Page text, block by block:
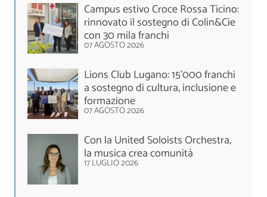
Campus estivo Croce Rossa Ticino:
rinnovato il sostegno di Colin&Cie
con 30 mila franchi
07 AGOSTO 2026
Lions Club Lugano: 15'000 franchi
a sostegno di cultura, inclusione e
formazione
07 AGOSTO 2026
Con la United Soloists Orchestra,
la musica crea comunità
17 LUGLIO 2026